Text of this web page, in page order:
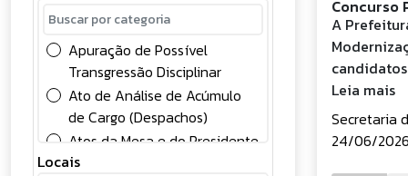
Apuração de Possível
Transgressão Disciplinar
Ato de Análise de Acúmulo
de Cargo (Despachos)
Atos da Mesa e do Presidente
Atos Oficiais
Locais
Concurso
A
Leia mais
Secretaria
24/06/